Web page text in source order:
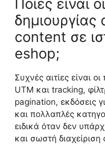
Ποιες είναι
content σε
eshop;
Συχνές αιτίες είναι
UTM και tracking,
pagination, εκδόσεις
και πολλαπλές
ειδικά όταν δεν
και σωστή